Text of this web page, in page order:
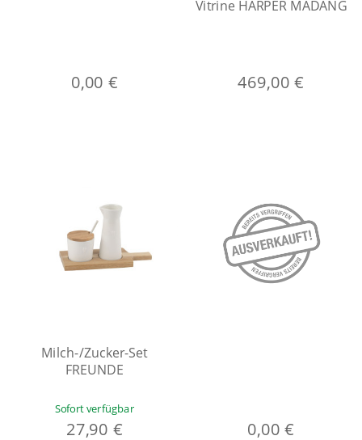
Milch-/Zucker-Set
FREUNDE
Sofort verfügbar
27,90 €
Vitrine HARPER MADANG
469,00 €
0,00 €
0,00 €